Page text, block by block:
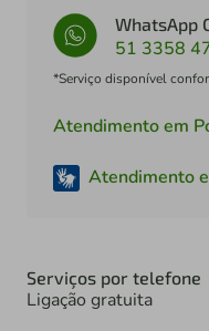
WhatsApp
51 3358
*Serviço disponível
Atendimento em
Atendimento
Serviços por telefone
Ligação gratuita